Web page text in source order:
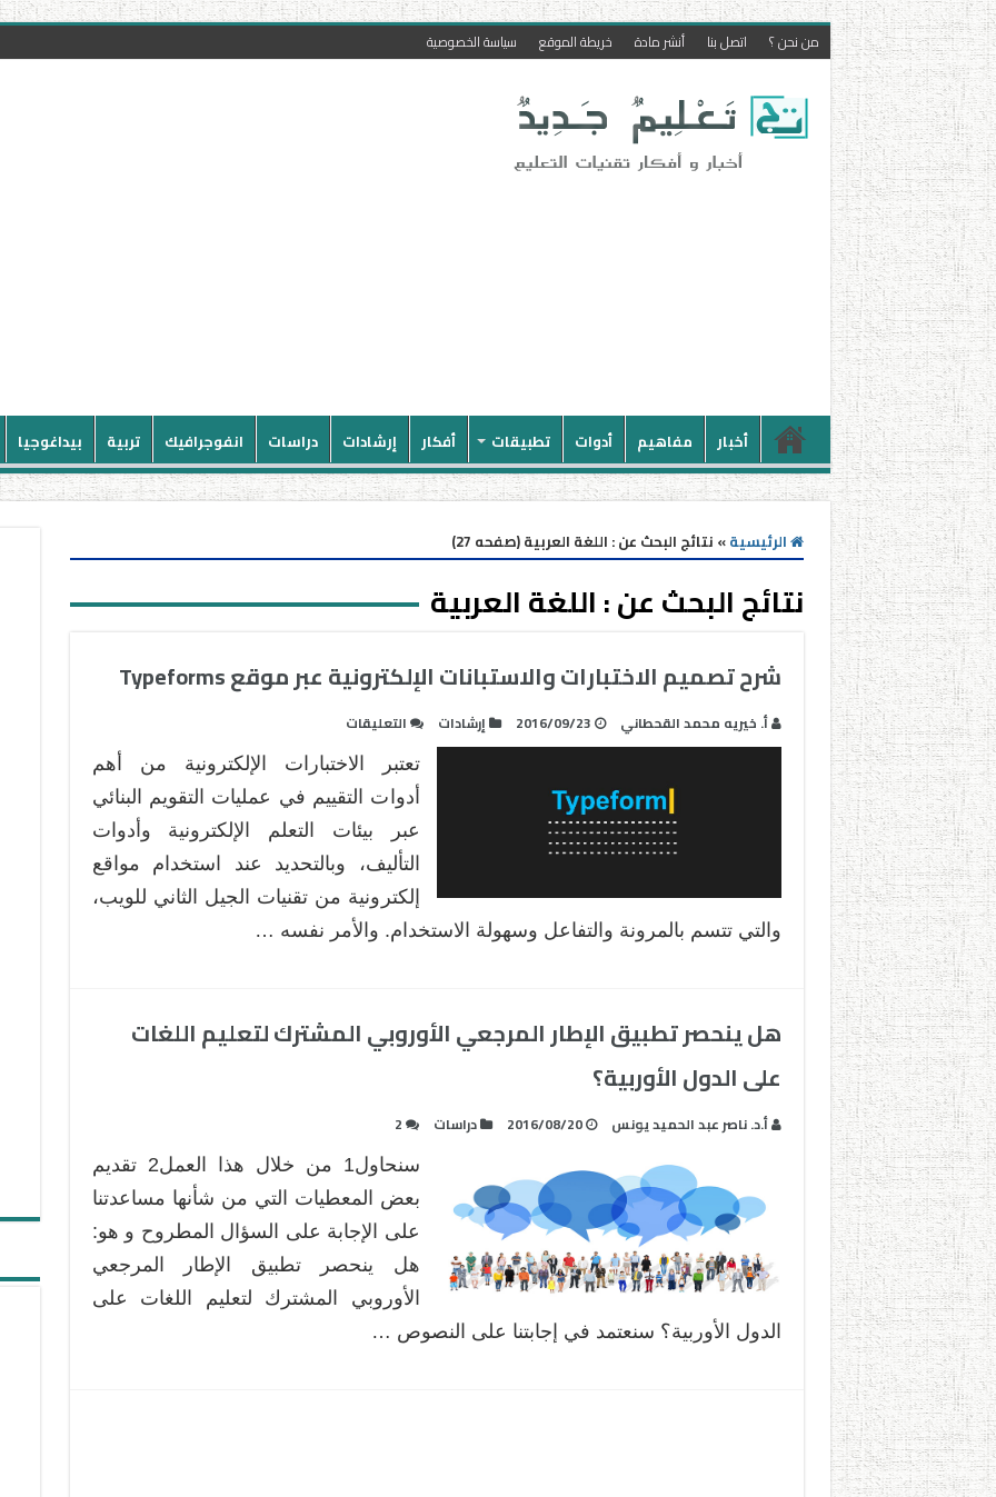
من نحن ؟ اتصل بنا أنشر مادة خريطة الموقع سياسة الخصوصية
أخبار مفاهيم أدوات تطبيقات أفكار إرشادات دراسات انفوجرافيك تربية بيداغوجيا
الرئيسية» نتائج البحث عن : اللغة العربية (صفحه 27)
نتائج البحث عن :اللغة العربية
شرح تصميم الاختبارات والاستبانات الإلكترونية عبر موقع Typeforms
أ. خيريه محمد القحطاني 2016/09/23 إرشادات التعليقات
تصميم
الاختبارات
والاستبانات
الإلكترونية
عبر
موقع
Typeforms
تعتبر الاختبارات الإلكترونية من أهم
أدوات التقييم في عمليات التقويم البنائي
عبر بيئات التعلم الإلكترونية وأدوات
التأليف، وبالتحديد عند استخدام مواقع
إلكترونية من تقنيات الجيل الثاني للويب،
والتي تتسم بالمرونة والتفاعل وسهولة الاستخدام. والأمر نفسه …
هل ينحصر تطبيق الإطار المرجعي الأوروبي المشترك لتعليم اللغات
على الدول الأوربية؟
أ.د. ناصر عبد الحميد يونس 2016/08/20 دراسات 2
سنحاول1 من خلال هذا العمل2 تقديم
بعض المعطيات التي من شأنها مساعدتنا
على الإجابة على السؤال المطروح و هو:
هل ينحصر تطبيق الإطار المرجعي
الأوروبي المشترك لتعليم اللغات على
الدول الأوربية؟ سنعتمد في إجابتنا على النصوص …